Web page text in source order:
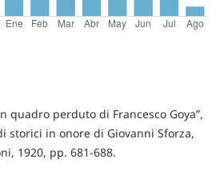
quadro perduto di Francesco Goya”,
storici in onore di Giovanni Sforza,
1920, pp. 681-688.